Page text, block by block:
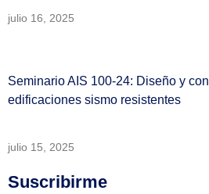
julio 16, 2025
Seminario AIS 100-24: Diseño y
edificaciones sismo resistentes
julio 15, 2025
Suscribirme